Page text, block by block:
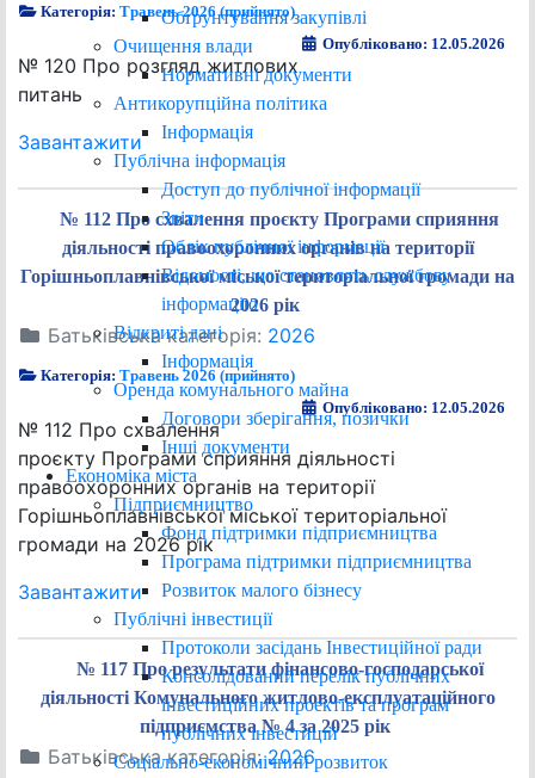
Обґрунтування закупівлі
Очищення влади
Нормативні документи
Антикорупційна політика
Інформація
Публічна інформація
Доступ до публічної інформації
Звіти
Облік публічної інформації
Відомості, що становлять службову
інформацію
Відкриті дані
Інформація
Оренда комунального майна
Договори зберігання, позички
Інші документи
Економіка міста
Підприємництво
Фонд підтримки підприємництва
Програма підтримки підприємництва
Розвиток малого бізнесу
Публічні інвестиції
Протоколи засідань Інвестиційної ради
Консолідований перелік публічних
інвестиційних проектів та програм
публічних інвестицій
Соціально-економічний розвиток
Категорія:Травень 2026 (прийнято)
Опубліковано: 12.05.2026
№ 120 Про розгляд житлових
питань
Завантажити
№ 112 Про схвалення проєкту Програми сприяння
діяльності правоохоронних органів на території
Горішньоплавнівської міської територіальної громади на
2026 рік
Батьківська категорія: 2026
Категорія:Травень 2026 (прийнято)
Опубліковано: 12.05.2026
№ 112 Про схвалення
проєкту Програми сприяння діяльності
правоохоронних органів на території
Горішньоплавнівської міської територіальної
громади на 2026 рік
Завантажити
№ 117 Про результати фінансово-господарської
діяльності Комунального житлово-експлуатаційного
підприємства № 4 за 2025 рік
Батьківська категорія:2026